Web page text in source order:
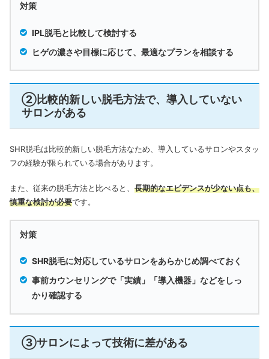
対策
IPL脱毛と比較して検討する
ヒゲの濃さや目標に応じて、最適なプランを相談する
②比較的新しい脱毛方法で、導入していない
サロンがある
SHR脱毛は比較的新しい脱毛方法なため、導入しているサロンやスタッ
フの経験が限られている場合があります。
また、従来の脱毛方法と比べると、 長期的なエビデンスが少ない点も、
慎重な検討が必要です。
対策
SHR脱毛に対応しているサロンをあらかじめ調べておく
事前カウンセリングで「実績」「導入機器」などをしっ
かり確認する
③サロンによって技術に差がある